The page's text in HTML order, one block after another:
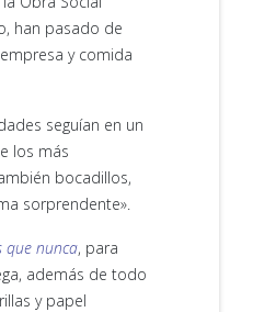
han pasado de
y comida
seguían en un
los más
bocadillos,
sorprendente».
que nunca, para
además de todo
y papel